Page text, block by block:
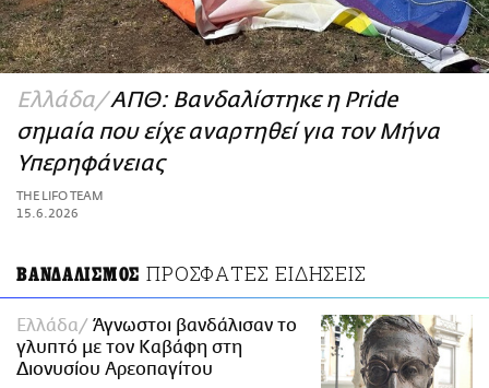
ΑΜΠΑ
PRINT
Ελλάδα ΑΠΘ: Βανδαλίστηκε η Pride
σημαία που είχε αναρτηθεί για τον Μήνα
Υπερηφάνειας
THE LIFO TEAM
15.6.2026
ΒΑΝΔΑΛΙΣΜΟΣ ΠΡΟΣΦΑΤΕΣ ΕΙΔΗΣΕΙΣ
Ελλάδα
Άγνωστοι βανδάλισαν το
γλυπτό με τον Καβάφη στη
Διονυσίου Αρεοπαγίτου